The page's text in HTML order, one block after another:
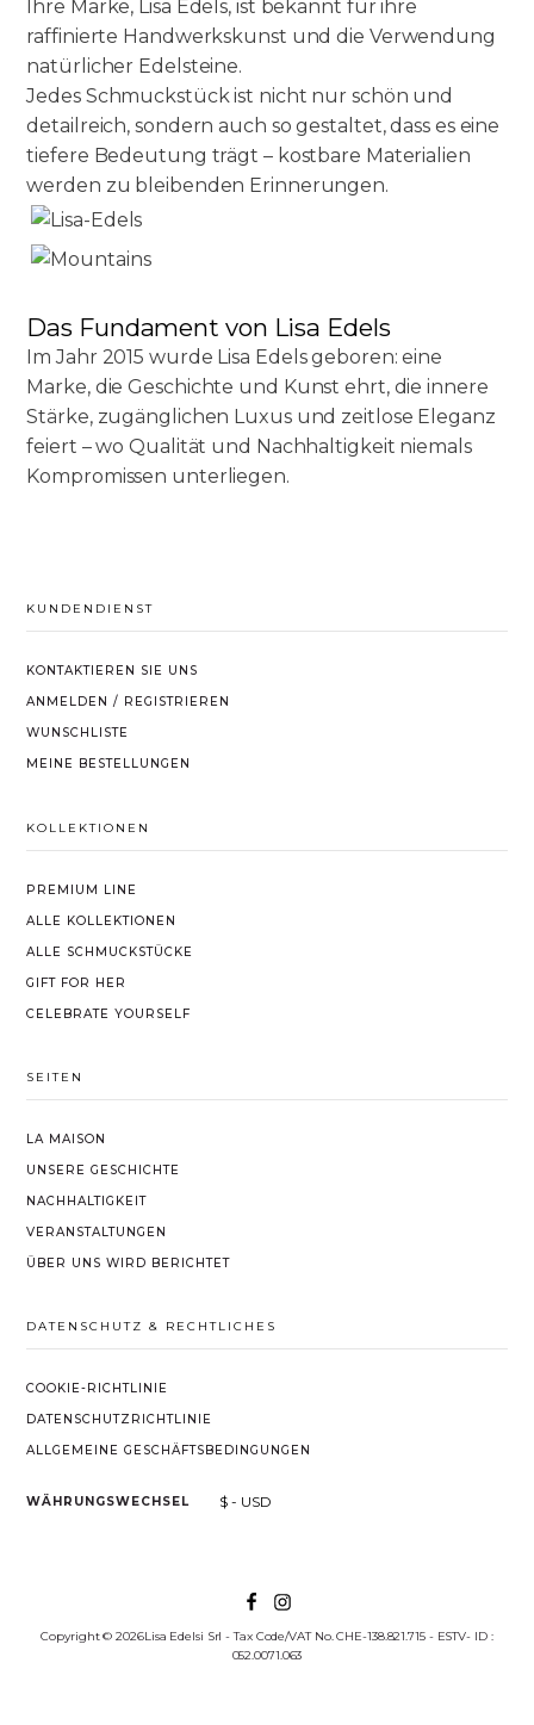
Ihre Marke, Lisa Edels, ist bekannt für ihre
raffinierte Handwerkskunst und die Verwendung
natürlicher Edelsteine.
Jedes Schmuckstück ist nicht nur schön und
detailreich, sondern auch so gestaltet, dass es eine
tiefere Bedeutung trägt – kostbare Materialien
werden zu bleibenden Erinnerungen.
Das Fundament von Lisa Edels
Im Jahr 2015 wurde Lisa Edels geboren: eine
Marke, die Geschichte und Kunst ehrt, die innere
Stärke, zugänglichen Luxus und zeitlose Eleganz
feiert – wo Qualität und Nachhaltigkeit niemals
Kompromissen unterliegen.
KUNDENDIENST
KONTAKTIEREN SIE UNS
ANMELDEN / REGISTRIEREN
WUNSCHLISTE
MEINE BESTELLUNGEN
KOLLEKTIONEN
PREMIUM LINE
ALLE KOLLEKTIONEN
ALLE SCHMUCKSTÜCKE
GIFT FOR HER
CELEBRATE YOURSELF
SEITEN
LA MAISON
UNSERE GESCHICHTE
NACHHALTIGKEIT
VERANSTALTUNGEN
ÜBER UNS WIRD BERICHTET
DATENSCHUTZ & RECHTLICHES
COOKIE-RICHTLINIE
DATENSCHUTZRICHTLINIE
ALLGEMEINE GESCHÄFTSBEDINGUNGEN
WÄHRUNGSWECHSEL $ - USD
Copyright © 2026Lisa Edelsi Srl - Tax Code/VAT No. CHE-138.821.715 - ESTV- ID :
052.0071.063